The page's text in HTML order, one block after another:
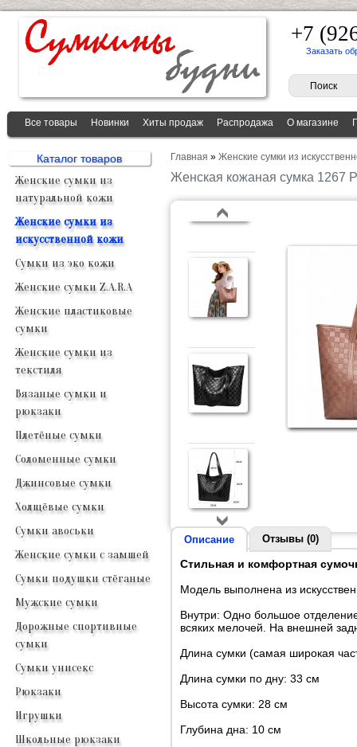
+7
Заказать
Все товары Новинки Хиты продаж Распродажа О магазине
Каталог товаров
Женские сумки из
натуральной кожи
Женские сумки из
искусственной кожи
Сумки из эко кожи
Женские сумки Z.A.R.A
Женские пластиковые
сумки
Женские сумки из
текстиля
Вязаные сумки и
рюкзаки
Плетёные сумки
Соломенные сумки
Джинсовые сумки
Холщёвые сумки
Сумки авоськи
Женские сумки с замшей
Сумки подушки стёганые
Мужские сумки
Дорожные спортивные
сумки
Сумки унисекс
Рюкзаки
Игрушки
Школьные рюкзаки
Главная » Женские сумки из
Женская кожаная сумка 1267
Описание Отзывы (0)
Стильная и комфортная
Модель выполнена из
Внутри: Одно большое
всяких мелочей. На внешней
Длина сумки (самая широкая
Длина сумки по дну: 33 см
Высота сумки: 28 см
Глубина дна: 10 см